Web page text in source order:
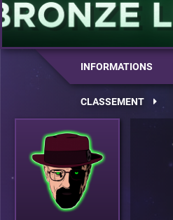
INFORMATIONS
CLASSEMENT